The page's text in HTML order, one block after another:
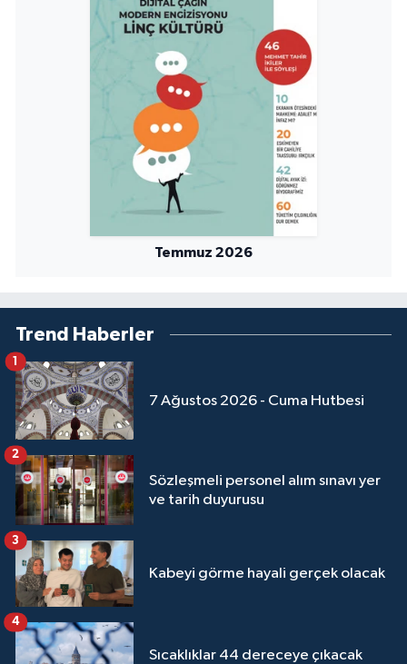
Temmuz 2026
Trend Haberler
7 Ağustos 2026 - Cuma Hutbesi
1
Sözleşmeli personel alım sınavı yer
ve tarih duyurusu
2
Kabeyi görme hayali gerçek olacak
3
Sıcaklıklar 44 dereceye çıkacak
4
Sinop Müftülüğü
Sivas Müftülüğü
Şanlıurfa Müftülüğü
Şırnak Müftülüğü
Tekirdağ Müftülüğü
Tokat Müftülüğü
Tunceli Müftülüğü
Uşak Müftülüğü
Van Müftülüğü
Yalova Müftülüğü
Zonguldak Müftülüğü